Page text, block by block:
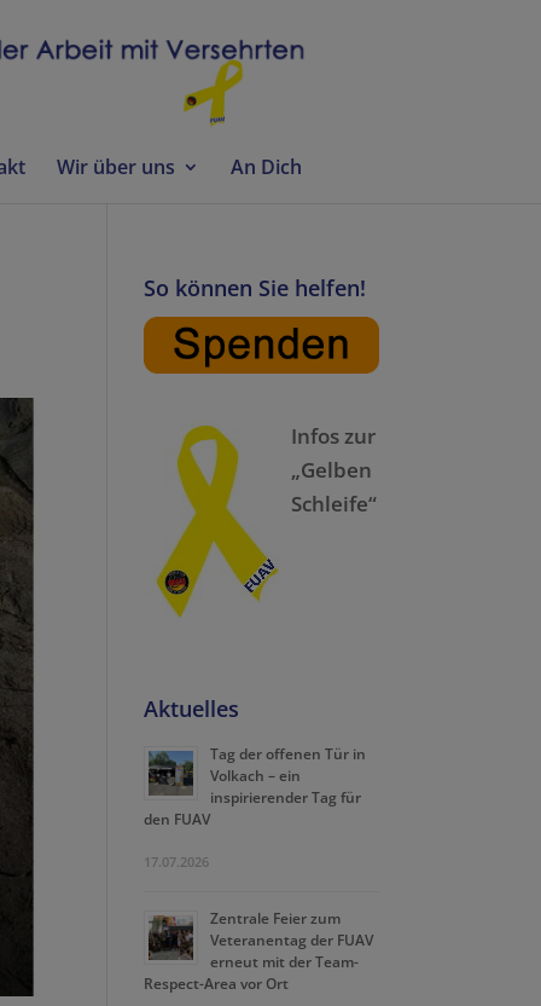
Wir über uns An Dich
So können Sie helfen!
Infos zur
„Gelben
Schleife“
Aktuelles
Tag der offenen Tür in
Volkach – ein
inspirierender Tag für
den FUAV
17.07.2026
Zentrale Feier zum
Veteranentag der FUAV
erneut mit der Team-
Respect-Area vor Ort